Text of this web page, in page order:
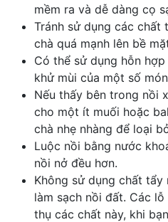
mềm ra và dễ dàng cọ
Tránh sử dụng các chất
chà quá mạnh lên bề
Có thể sử dụng hỗn hợp
khử mùi của một số
Nếu thấy bên trong nồi
cho một ít muối hoặc
chà nhẹ nhàng để loại
Luộc nồi bằng nước
nồi nở đều hơn.
Không sử dụng chất
làm sạch nồi đất. Các
thụ các chất này, khi